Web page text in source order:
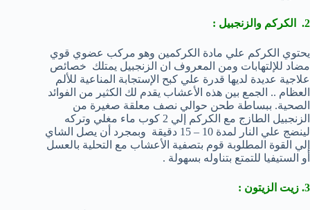
2. الكركم والزنجبيل :
يحتوي الكركم علي مادة الكركمين وهو مركب عضوي قوي
مضاد للإلتهابات ومن المعروف ان الزنجبيل يمتلك خصائص
علاجية عديدة لديها قدرة علي كبح الإستجابة المناعية للألم
العظام .. الجمع بين هذه الأعشاب يقدم لك الكثير من الفوائد
الصحية. ببساطة طحن حوالي نصف معلقة صغيرة من
الزنجبيل الطازج مع الكركم إلي 2 كوب ماء مغلي وتركه
لينضج علي النار لمدة 10 – 15 دقيقة وبمجرد أن يصل الشاي
إلي القوة المطلوبة قوم بتصفية الأعشاب مع التحلية بالعسل
أو الستيفيا للتمتع بتناوله بسهولة .
3. زيت الزيتون :